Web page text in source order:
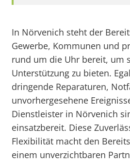
In Nörvenich steht der
Gewerbe, Kommunen und
rund um die Uhr bereit, um
Unterstützung zu bieten.
dringende Reparaturen,
unvorhergesehene
Dienstleister in Nörvenich
einsatzbereit. Diese
Flexibilität macht den
einem unverzichtbaren